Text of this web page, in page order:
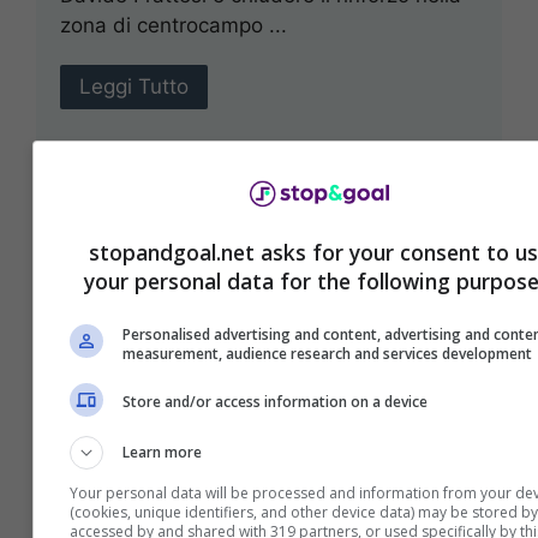
zona di centrocampo ...
Leggi Tutto
Inter, rivoluzione a
stopandgoal.net asks for your consent to
your personal data for the following
Personalised advertising and content, advertising and
measurement, audience research and services development
Store and/or access information on a device
Learn more
Your personal data will be processed and information from your
(cookies, unique identifiers, and other device data) may be stored
accessed by and shared with 319 partners, or used specifically by